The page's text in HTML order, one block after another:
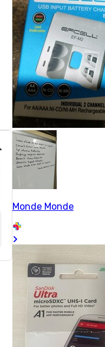
Monde Monde